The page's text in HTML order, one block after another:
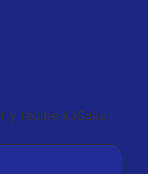
y recibe kaSaka